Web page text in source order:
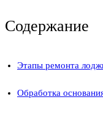
Содержание
Этапы ремонта
Обработка